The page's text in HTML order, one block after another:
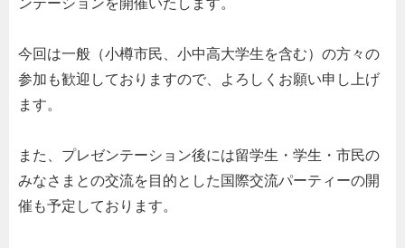
ンテーションを開催いたします。
今回は一般（小樽市民、小中高大学生を含む）の方々の
参加も歓迎しておりますので、よろしくお願い申し上げ
ます。
また、プレゼンテーション後には留学生・学生・市民の
みなさまとの交流を目的とした国際交流パーティーの開
催も予定しております。